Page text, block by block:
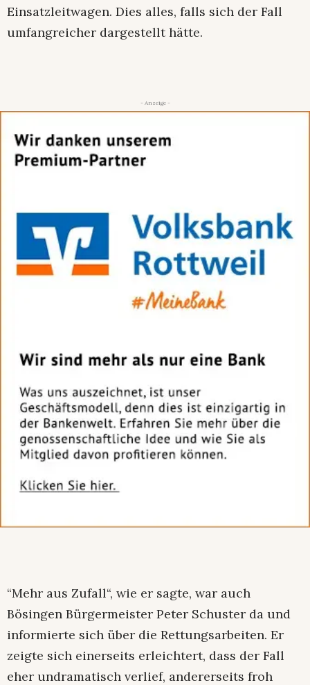
Einsatzleitwagen. Dies alles, falls sich der Fall
umfangreicher dargestellt hätte.
- Anzeige -
“Mehr aus Zufall“, wie er sagte, war auch
Bösingen Bürgermeister Peter Schuster da und
informierte sich über die Rettungsarbeiten. Er
zeigte sich einerseits erleichtert, dass der Fall
eher undramatisch verlief, andererseits froh